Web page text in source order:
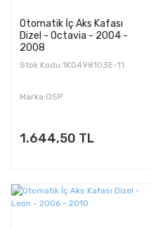
Otomatik İç Aks Kafası
Dizel - Octavia - 2004 -
2008
Stok Kodu:1K0498103E-11
Marka:GSP
1.644,50 TL